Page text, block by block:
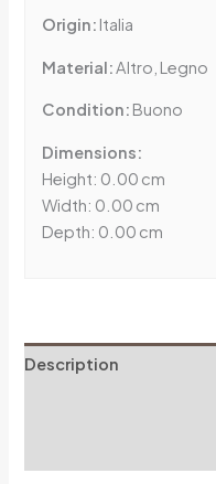
Origin: Italia
Material:Altro, Legno
Condition: Buono
Dimensions:
Height: 0.00 cm
Width: 0.00 cm
Depth: 0.00 cm
Description